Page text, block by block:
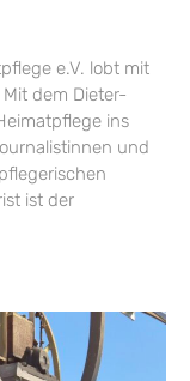
e.V. lobt mit
dem Dieter-
ins
und
ist der